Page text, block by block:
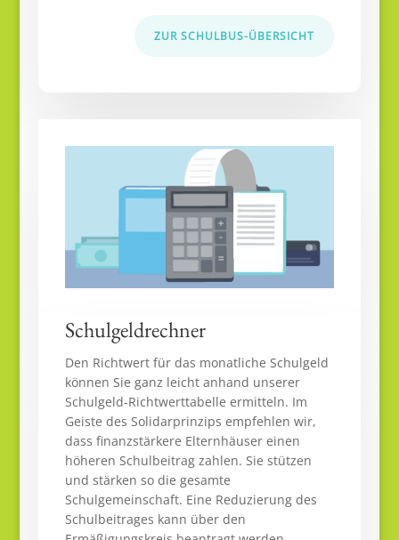
ZUR SCHULBUS-ÜBERSICHT
Schulgeldrechner
Den Richtwert für das monatliche Schulgeld
können Sie ganz leicht anhand unserer
Schulgeld-Richtwerttabelle ermitteln. Im
Geiste des Solidarprinzips empfehlen wir,
dass finanzstärkere Elternhäuser einen
höheren Schulbeitrag zahlen. Sie stützen
und stärken so die gesamte
Schulgemeinschaft. Eine Reduzierung des
Schulbeitrages kann über den